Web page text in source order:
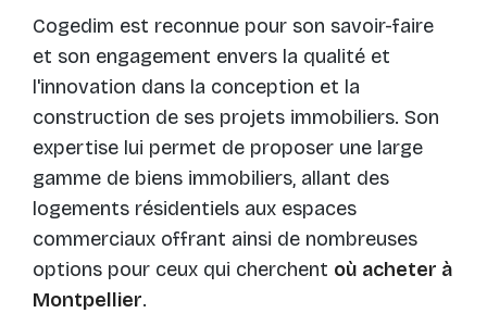
Cogedim est reconnue pour son savoir-faire
et son engagement envers la qualité et
l'innovation dans la conception et la
construction de ses projets immobiliers. Son
expertise lui permet de proposer une large
gamme de biens immobiliers, allant des
logements résidentiels aux espaces
commerciaux offrant ainsi de nombreuses
options pour ceux qui cherchent où acheter à
Montpellier.